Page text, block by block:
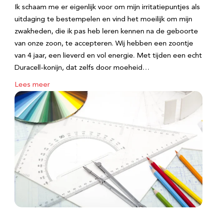
Ik schaam me er eigenlijk voor om mijn irritatiepuntjes als
uitdaging te bestempelen en vind het moeilijk om mijn
zwakheden, die ik pas heb leren kennen na de geboorte
van onze zoon, te accepteren. Wij hebben een zoontje
van 4 jaar, een lieverd en vol energie. Met tijden een echt
Duracell-konijn, dat zelfs door moeheid…
Lees meer